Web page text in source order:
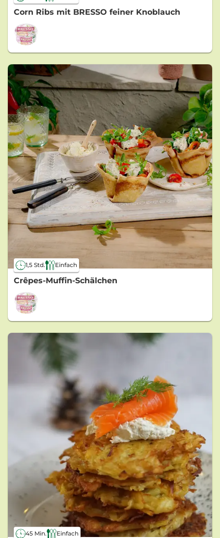
Corn Ribs mit BRESSO feiner Knoblauch
1,5 Std. Einfach
Crêpes-Muffin-Schälchen
45 Min. Einfach